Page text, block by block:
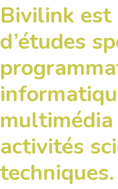
Bivilink est
d’études
activités
techniques.